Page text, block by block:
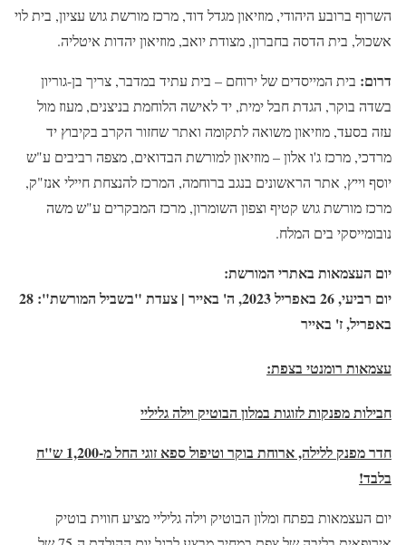
השרוף ברובע היהודי, מוזיאון מגדל דוד, מרכז מורשת גוש עציון, בית לוי
אשכול, בית הדסה בחברון, מצודת יואב, מוזיאון יהדות איטליה.
דרום: בית המייסדים של ירוחם – בית עתיד במדבר, צריך בן-גוריון
בשדה בוקר, הגדת חבל ימית, יד לאישה הלוחמת בניצנים, מעוז מול
עזה בסעד, מוזיאון משואה לתקומה ואתר שחזור הקרב בקיבוץ יד
מרדכי, מרכז ג'ו אלון – מוזיאון למורשת הבדואים, מצפה רביבים ע"ש
יוסף וייץ, אתר הראשונים בנגב ברוחמה, המרכז להנצחת חיילי אנז"ק,
מרכז מורשת גוש קטיף וצפון השומרון, מרכז המבקרים ע"ש משה
נובומייסקי בים המלח.
יום העצמאות באתרי המורשת:
יום רביעי, 26 באפריל 2023, ה' באייר | צעדת "בשביל המורשת": 28
באפריל, ז' באייר
עצמאות רומנטי בצפת:
חבילות מפנקות לזוגות במלון הבוטיק וילה גליליי
חדר מפנק ללילה, ארוחת בוקר וטיפול ספא זוגי החל מ-1,200 ש"ח
בלבד!
יום העצמאות בפתח ומלון הבוטיק וילה גליליי מציע חווית בוטיק